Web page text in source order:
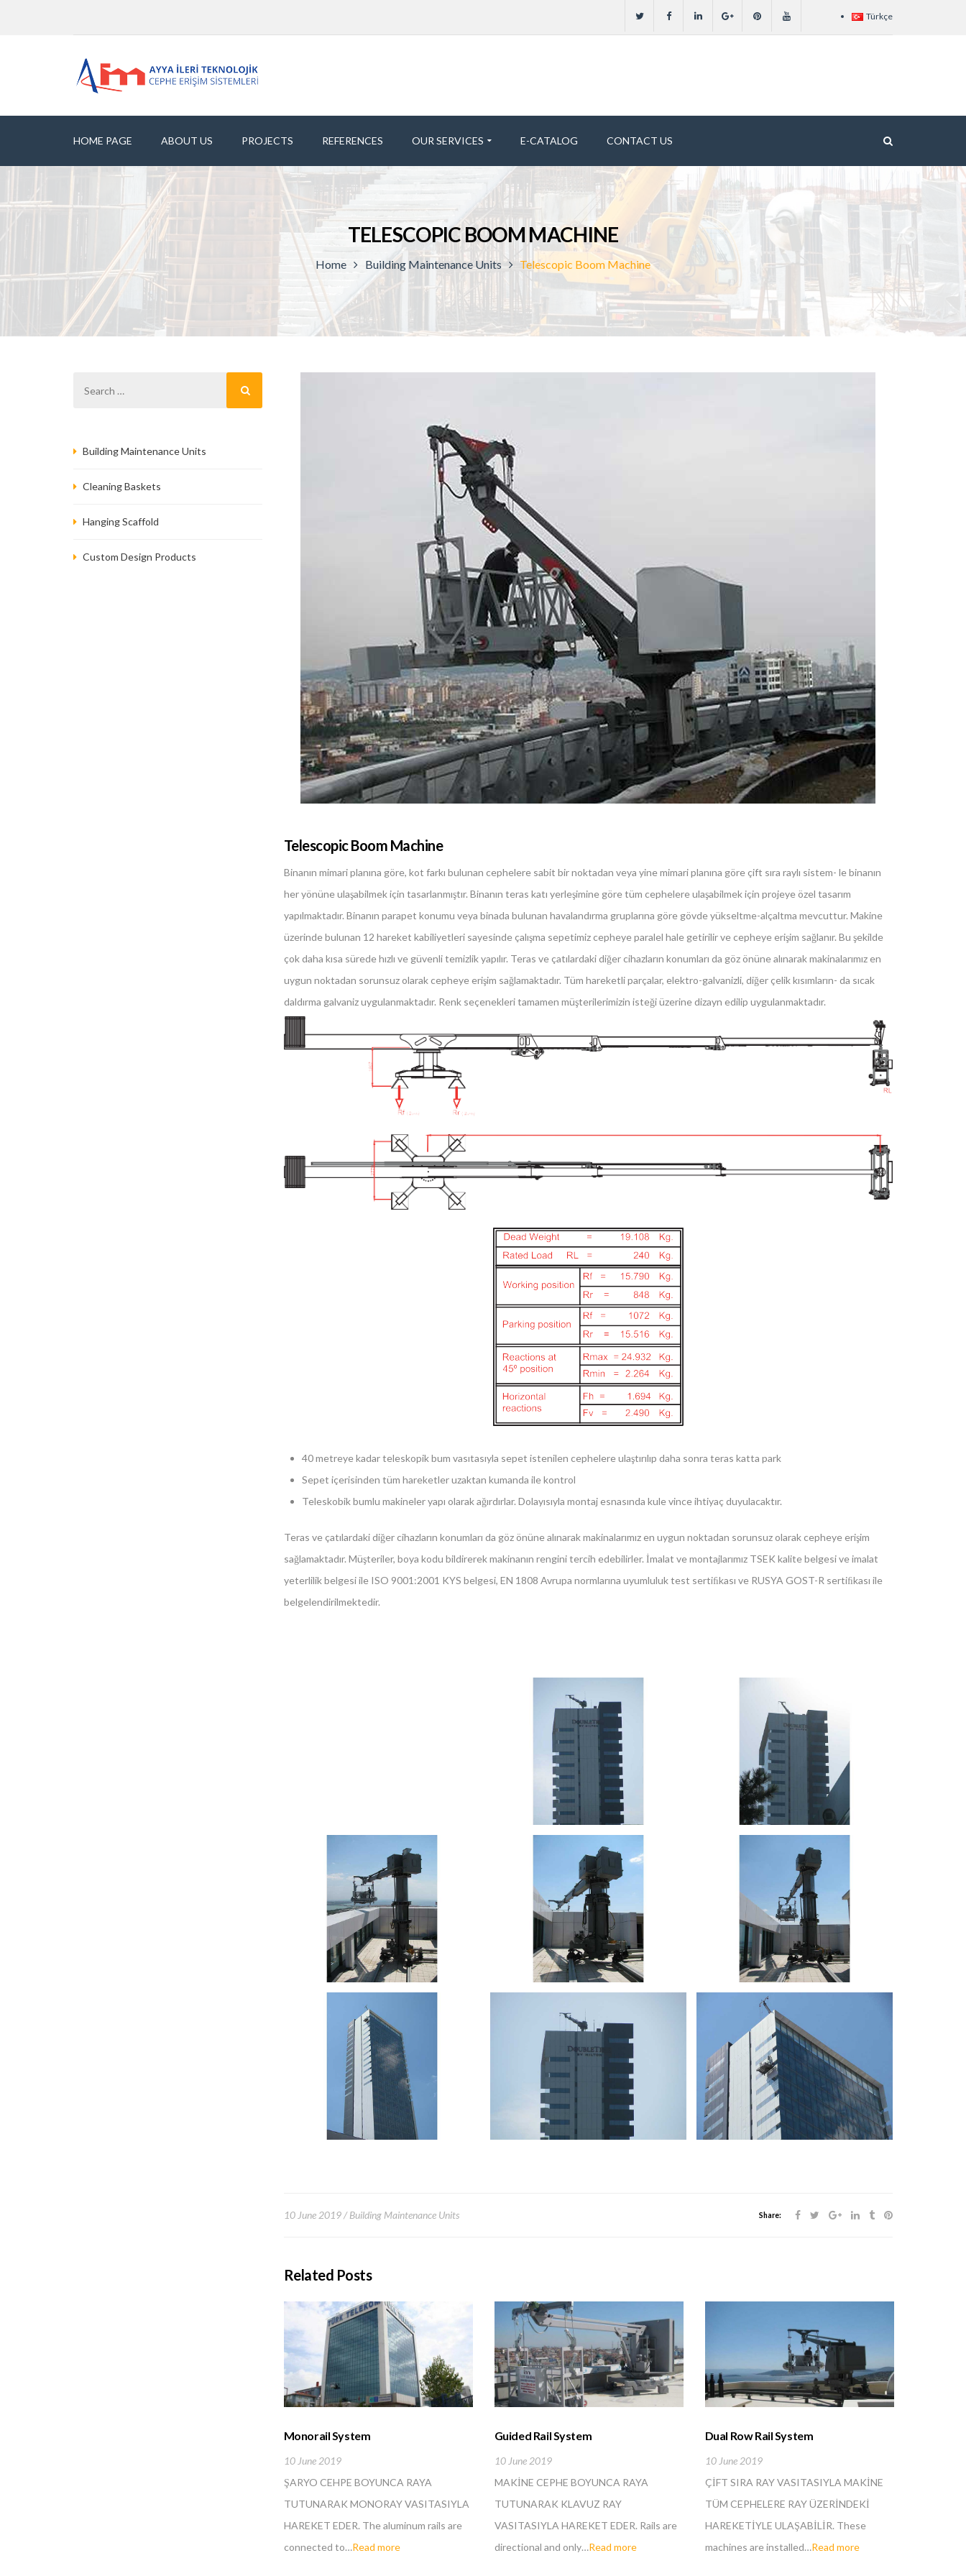
Türkçe
HOME PAGE ABOUT US PROJECTS REFERENCES OUR SERVICES E-CATALOG CONTACT US
TELESCOPIC BOOM MACHINE
Home Building Maintenance Units Telescopic Boom Machine
Telescopic Boom Machine
Binanın mimari planına göre, kot farkı bulunan cephelere sabit bir noktadan veya yine mimari planına göre çift sıra raylı sistem- le binanın
her yönüne ulaşabilmek için tasarlanmıştır. Binanın teras katı yerleşimine göre tüm cephelere ulaşabilmek için projeye özel tasarım
yapılmaktadır. Binanın parapet konumu veya binada bulunan havalandırma gruplarına göre gövde yükseltme-alçaltma mevcuttur. Makine
üzerinde bulunan 12 hareket kabiliyetleri sayesinde çalışma sepetimiz cepheye paralel hale getirilir ve cepheye erişim sağlanır. Bu şekilde
çok daha kısa sürede hızlı ve güvenli temizlik yapılır. Teras ve çatılardaki diğer cihazların konumları da göz önüne alınarak makinalarımız en
uygun noktadan sorunsuz olarak cepheye erişim sağlamaktadır. Tüm hareketli parçalar, elektro-galvanizli, diğer çelik kısımların- da sıcak
daldırma galvaniz uygulanmaktadır. Renk seçenekleri tamamen müşterilerimizin isteği üzerine dizayn edilip uygulanmaktadır.
40 metreye kadar teleskopik bum vasıtasıyla sepet istenilen cephelere ulaştırılıp daha sonra teras katta park
Sepet içerisinden tüm hareketler uzaktan kumanda ile kontrol
Teleskobik bumlu makineler yapı olarak ağırdırlar. Dolayısıyla montaj esnasında kule vince ihtiyaç duyulacaktır.
Teras ve çatılardaki diğer cihazların konumları da göz önüne alınarak makinalarımız en uygun noktadan sorunsuz olarak cepheye erişim
sağlamaktadır. Müşteriler, boya kodu bildirerek makinanın rengini tercih edebilirler. İmalat ve montajlarımız TSEK kalite belgesi ve imalat
yeterlilik belgesi ile ISO 9001:2001 KYS belgesi, EN 1808 Avrupa normlarına uyumluluk test sertiﬁkası ve RUSYA GOST-R sertiﬁkası ile
belgelendirilmektedir.
10 June 2019 Building Maintenance Units Share:
Related Posts
Monorail System
10 June 2019
ŞARYO CEHPE BOYUNCA RAYA
TUTUNARAK MONORAY VASITASIYLA
HAREKET EDER. The aluminum rails are
connected to…Read more
Guided Rail System
10 June 2019
MAKİNE CEPHE BOYUNCA RAYA
TUTUNARAK KLAVUZ RAY
VASITASIYLA HAREKET EDER. Rails are
directional and only…Read more
Dual Row Rail System
10 June 2019
ÇİFT SIRA RAY VASITASIYLA MAKİNE
TÜM CEPHELERE RAY ÜZERİNDEKİ
HAREKETİYLE ULAŞABİLİR. These
machines are installed…Read more
Building Maintenance Units
Cleaning Baskets
Hanging Scaffold
Custom Design Products